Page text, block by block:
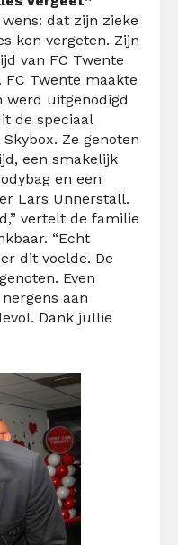
dat zijn zieke
kon vergeten. Zijn
van FC Twente
FC Twente maakte
werd uitgenodigd
de speciaal
Ze genoten
een smakelijk
en een
Lars Unnerstall.
vertelt de familie
“Echt
dit voelde. De
Even
aan
Dank jullie